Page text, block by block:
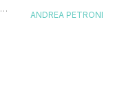
nella vita, un sogno
ANDREA PETRONI